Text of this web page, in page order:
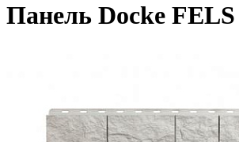
Панель Docke FELS